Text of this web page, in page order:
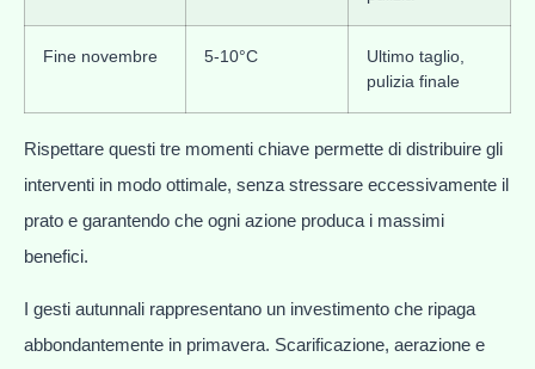
Fine novembre 5-10°C
Ultimo taglio,
pulizia finale
Rispettare questi tre momenti chiave permette di distribuire gli
interventi in modo ottimale, senza stressare eccessivamente il
prato e garantendo che ogni azione produca i massimi
benefici.
I gesti autunnali rappresentano un investimento che ripaga
abbondantemente in primavera. Scarificazione, aerazione e